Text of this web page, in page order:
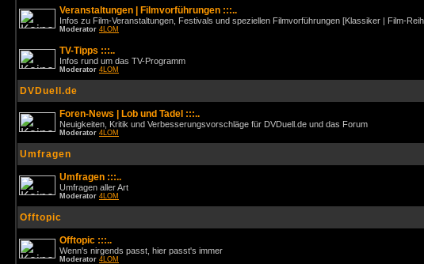
Veranstaltungen | Filmvorführungen :::..
Infos zu Film-Veranstaltungen, Festivals und speziellen Filmvorführungen [Klassiker | Film-
Moderator 4LOM
TV-Tipps :::..
Infos rund um das TV-Programm
Moderator 4LOM
DVDuell.de
Foren-News | Lob und Tadel :::..
Neuigkeiten, Kritik und Verbesserungsvorschläge für DVDuell.de und das Forum
Moderator 4LOM
Umfragen
Umfragen :::..
Umfragen aller Art
Moderator 4LOM
Offtopic
Offtopic :::..
Wenn's nirgends passt, hier passt's immer
Moderator 4LOM